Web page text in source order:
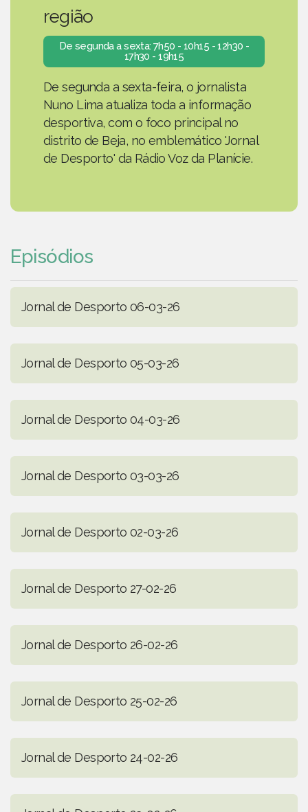
região
De segunda a sexta: 7h50 - 10h15 - 12h30 -
17h30 - 19h15
De segunda a sexta-feira, o jornalista
Nuno Lima atualiza toda a informação
desportiva, com o foco principal no
distrito de Beja, no emblemático 'Jornal
de Desporto' da Rádio Voz da Planície.
Episódios
Jornal de Desporto 06-03-26
Jornal de Desporto 05-03-26
Jornal de Desporto 04-03-26
Jornal de Desporto 03-03-26
Jornal de Desporto 02-03-26
Jornal de Desporto 27-02-26
Jornal de Desporto 26-02-26
Jornal de Desporto 25-02-26
Jornal de Desporto 24-02-26